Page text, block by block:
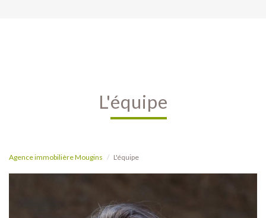
l'équipe
Agence immobilière Mougins L'équipe